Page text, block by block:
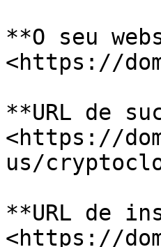
**O seu
<https://
**URL de
<https://
us/
**URL de
<https://